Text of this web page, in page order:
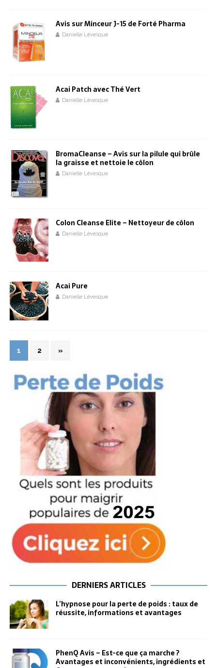
Avis sur Minceur J-15 de Forté Pharma
Danielle Lévesque
Acai Patch avec Thé Vert
Danielle Lévesque
BromaCleanse – Avis sur la pilule qui brûle
la graisse et nettoie le côlon
Danielle Lévesque
Colon Cleanse Elite – Nettoyeur de côlon
Danielle Lévesque
Acai Pure
Danielle Lévesque
1 2 »
DERNIERS ARTICLES
L’hypnose pour la perte de poids : taux de
réussite, informations et avantages
PhenQ Avis – Est-ce que ça marche ?
Avantages et inconvénients, ingrédients et